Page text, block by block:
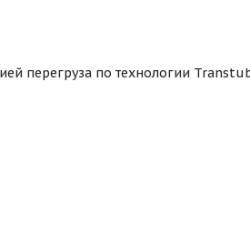
перегруза по технологии